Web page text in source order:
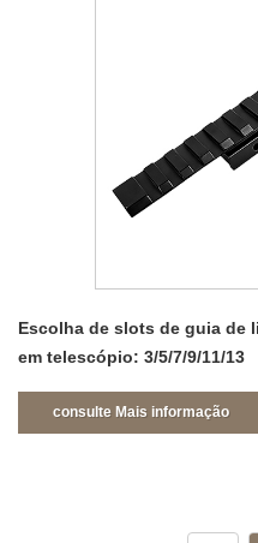
Escolha de slots de guia de
em telescópio: 3/5/7/9/11/13
consulte Mais informação